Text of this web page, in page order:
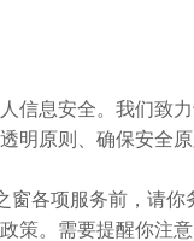
信息安全。我们致
明原则、确保安全
各项服务前，请
策。需要提醒你注